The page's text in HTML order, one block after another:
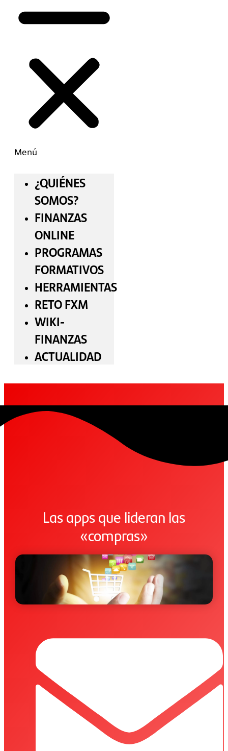
Menú
¿QUIÉNES
SOMOS?
FINANZAS
ONLINE
PROGRAMAS
FORMATIVOS
HERRAMIENTAS
RETO FXM
WIKI-
FINANZAS
ACTUALIDAD
Las apps que lideran las
«compras»